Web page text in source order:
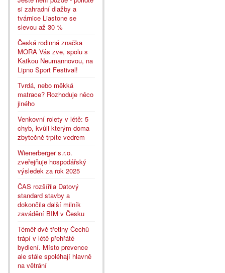
si zahradní dlažby a
tvárnice Liastone se
slevou až 30 %
Česká rodinná značka
MORA Vás zve, spolu s
Katkou Neumannovou, na
Lipno Sport Festival!
Tvrdá, nebo měkká
matrace? Rozhoduje něco
jiného
Venkovní rolety v létě: 5
chyb, kvůli kterým doma
zbytečně trpíte vedrem
Wienerberger s.r.o.
zveřejňuje hospodářský
výsledek za rok 2025
ČAS rozšířila Datový
standard stavby a
dokončila další milník
zavádění BIM v Česku
Téměř dvě třetiny Čechů
trápí v létě přehřáté
bydlení. Místo prevence
ale stále spoléhají hlavně
na větrání